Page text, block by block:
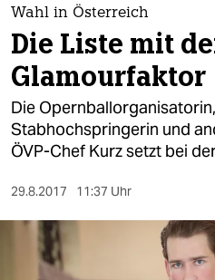
themen
politik
öko
gesellschaft
sport
berlin
Wahl in Österreich
Die Liste mit
Glamourfaktor
Die
Stabhochspringerin und
ÖVP-Chef Kurz setzt bei
29.8.2017 11:37 Uhr